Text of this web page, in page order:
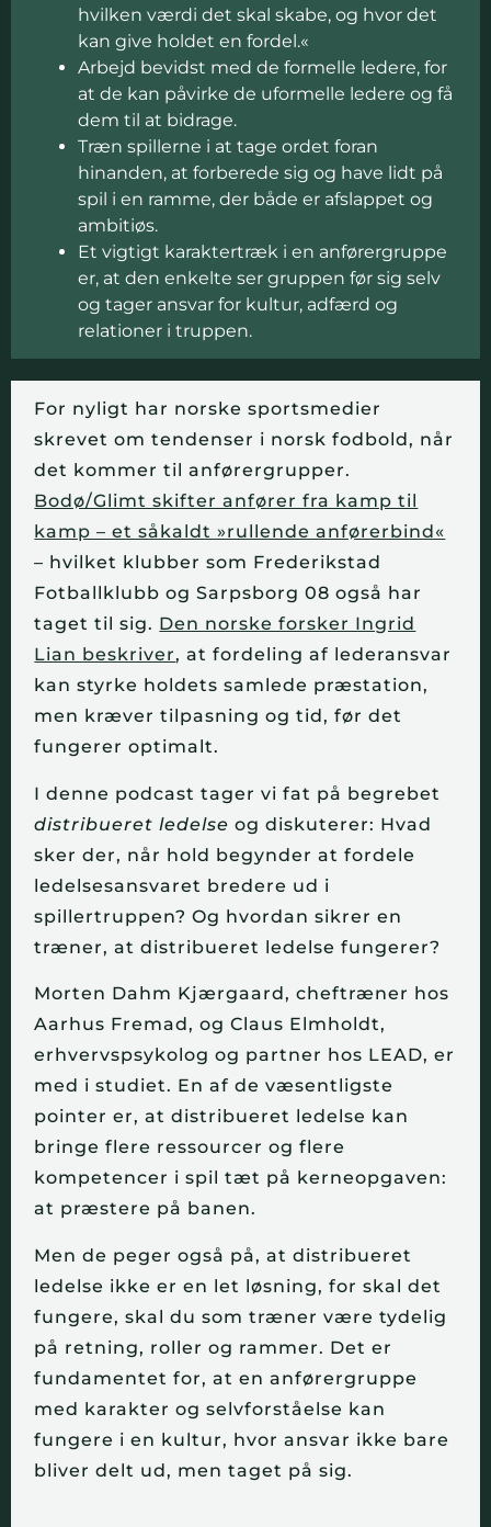
hvilken værdi det skal skabe, og hvor det
kan give holdet en fordel.«
Arbejd bevidst med de formelle ledere, for
at de kan påvirke de uformelle ledere og få
dem til at bidrage.
Træn spillerne i at tage ordet foran
hinanden, at forberede sig og have lidt på
spil i en ramme, der både er afslappet og
ambitiøs.
Et vigtigt karaktertræk i en anførergruppe
er, at den enkelte ser gruppen før sig selv
og tager ansvar for kultur, adfærd og
relationer i truppen.
For nyligt har norske sportsmedier
skrevet om tendenser i norsk fodbold, når
det kommer til anførergrupper.
Bodø/Glimt skifter anfører fra kamp til
kamp – et såkaldt »rullende anførerbind«
– hvilket klubber som Frederikstad
Fotballklubb og Sarpsborg 08 også har
taget til sig. Den norske forsker Ingrid
Lian beskriver, at fordeling af lederansvar
kan styrke holdets samlede præstation,
men kræver tilpasning og tid, før det
fungerer optimalt.
I denne podcast tager vi fat på begrebet
distribueret ledelse og diskuterer: Hvad
sker der, når hold begynder at fordele
ledelsesansvaret bredere ud i
spillertruppen? Og hvordan sikrer en
træner, at distribueret ledelse fungerer?
Morten Dahm Kjærgaard, cheftræner hos
Aarhus Fremad, og Claus Elmholdt,
erhvervspsykolog og partner hos LEAD, er
med i studiet. En af de væsentligste
pointer er, at distribueret ledelse kan
bringe flere ressourcer og flere
kompetencer i spil tæt på kerneopgaven:
at præstere på banen.
Men de peger også på, at distribueret
ledelse ikke er en let løsning, for skal det
fungere, skal du som træner være tydelig
på retning, roller og rammer. Det er
fundamentet for, at en anførergruppe
med karakter og selvforståelse kan
fungere i en kultur, hvor ansvar ikke bare
bliver delt ud, men taget på sig.